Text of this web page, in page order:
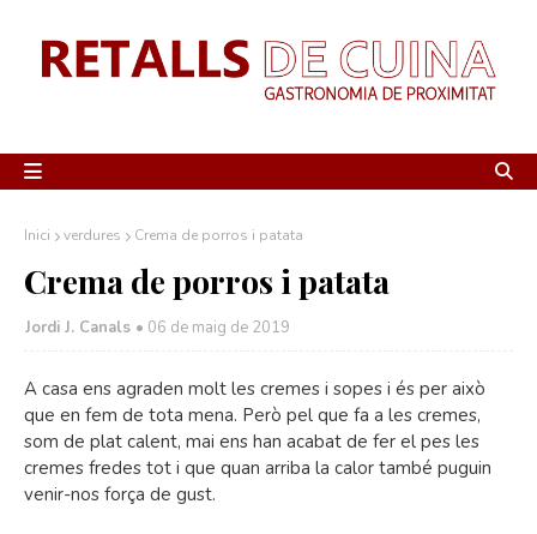
Inici verdures Crema de porros i patata
Crema de porros i patata
Jordi J. Canals • 06 de maig de 2019
A casa ens agraden molt les cremes i sopes i és per això
que en fem de tota mena. Però pel que fa a les cremes,
som de plat calent, mai ens han acabat de fer el pes les
cremes fredes tot i que quan arriba la calor també puguin
venir-nos força de gust.